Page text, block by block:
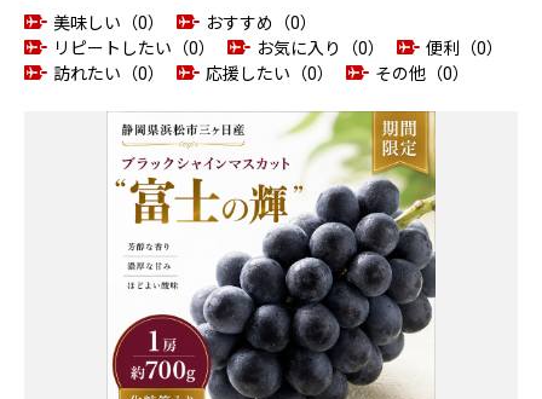
美味しい（0）
おすすめ（0）
リピートしたい（0）
お気に入り（0）
便利（0）
訪れたい（0）
応援したい（0） その他（0）